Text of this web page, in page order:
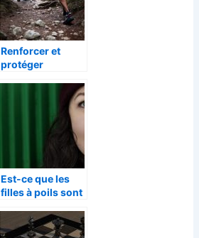
Renforcer et
protéger
Est-ce que les
filles à poils sont
cela ?